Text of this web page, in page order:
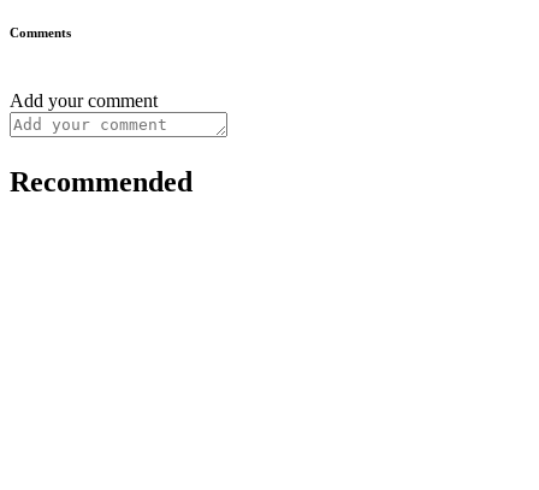
Comments
Add your comment
Recommended